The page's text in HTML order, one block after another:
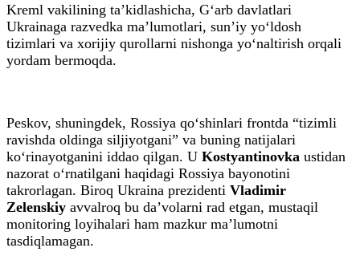
Kreml vakilining ta’kidlashicha, G‘arb davlatlari
Ukrainaga razvedka ma’lumotlari, sun’iy yo‘ldosh
tizimlari va xorijiy qurollarni nishonga yo‘naltirish orqali
yordam bermoqda.
Peskov, shuningdek, Rossiya qo‘shinlari frontda “tizimli
ravishda oldinga siljiyotgani” va buning natijalari
ko‘rinayotganini iddao qilgan. U Kostyantinovka ustidan
nazorat o‘rnatilgani haqidagi Rossiya bayonotini
takrorlagan. Biroq Ukraina prezidenti Vladimir
Zelenskiy avvalroq bu da’volarni rad etgan, mustaqil
monitoring loyihalari ham mazkur ma’lumotni
tasdiqlamagan.